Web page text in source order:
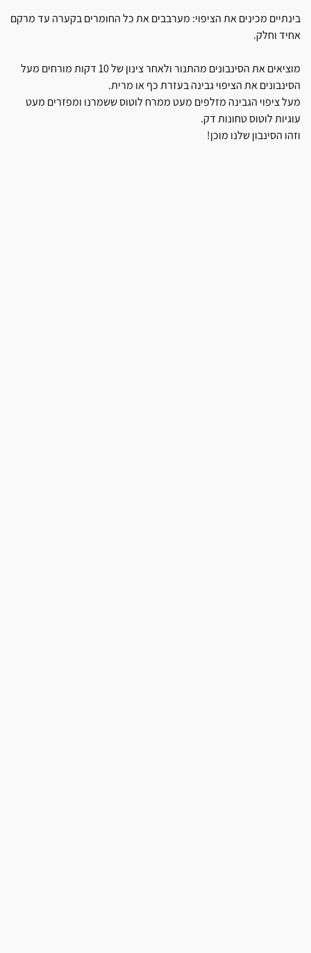
בינתיים מכינים את הציפוי: מערבבים את כל החומרים בקערה עד מרקם
אחיד וחלק.
מוציאים את הסינבונים מהתנור ולאחר צינון של 10 דקות מורחים מעל
הסינבונים את הציפוי גבינה בעזרת כף או מרית.
מעל ציפוי הגבינה מזלפים מעט ממרח לוטוס ששמרנו ומפזרים מעט
עוגיות לוטוס טחונות דק.
וזהו הסינבון שלנו מוכן!